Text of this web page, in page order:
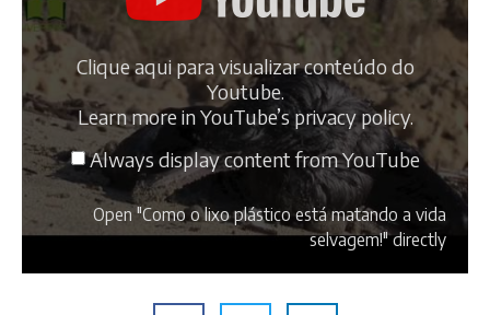
Clique aqui para visualizar conteúdo do
Youtube.
Learn more inYouTube’s privacy policy.
Always display content from YouTube
Open "Como o lixo plástico está matando a vida
selvagem!" directly